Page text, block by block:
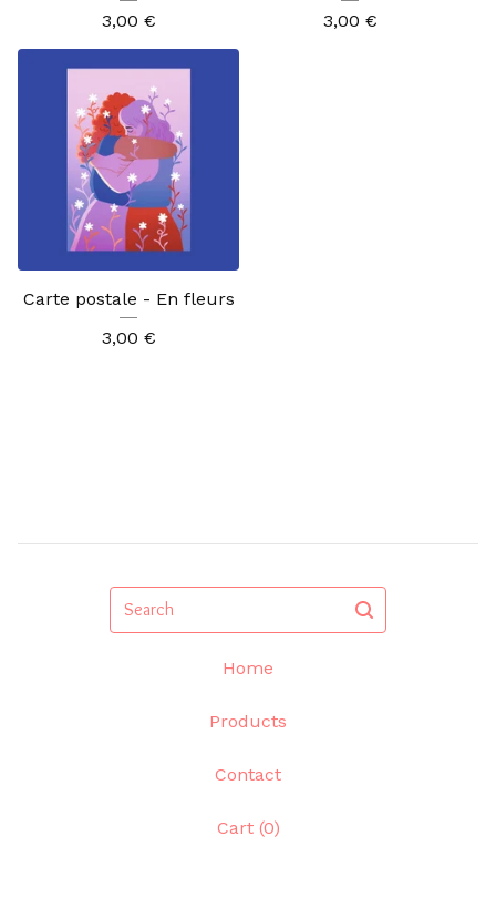
3,00 €
3,00 €
Carte postale - En fleurs
3,00 €
Search
Home
Products
Contact
Cart (0)